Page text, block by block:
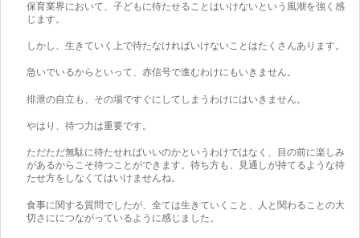
保育業界において、子どもに待たせることはいけないという風潮を強く感
じます。
しかし、生きていく上で待たなければいけないことはたくさんあります。
急いでいるからといって、赤信号で進むわけにもいきません。
排泄の自立も、その場ですぐにしてしまうわけにはいきません。
やはり、待つ力は重要です。
ただただ無駄に待たせればいいのかというわけではなく、目の前に楽しみ
があるからこそ待つことができます。待ち方も、見通しが持てるような待
たせ方をしなくてはいけませんね。
食事に関する質問でしたが、全ては生きていくこと、人と関わることの大
切さににつながっているように感じました。